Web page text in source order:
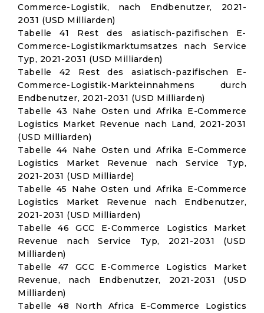
Commerce-Logistik, nach Endbenutzer, 2021-
2031 (USD Milliarden)
Tabelle 41 Rest des asiatisch-pazifischen E-
Commerce-Logistikmarktumsatzes nach Service
Typ, 2021-2031 (USD Milliarden)
Tabelle 42 Rest des asiatisch-pazifischen E-
Commerce-Logistik-Markteinnahmens durch
Endbenutzer, 2021-2031 (USD Milliarden)
Tabelle 43 Nahe Osten und Afrika E-Commerce
Logistics Market Revenue nach Land, 2021-2031
(USD Milliarden)
Tabelle 44 Nahe Osten und Afrika E-Commerce
Logistics Market Revenue nach Service Typ,
2021-2031 (USD Milliarde)
Tabelle 45 Nahe Osten und Afrika E-Commerce
Logistics Market Revenue nach Endbenutzer,
2021-2031 (USD Milliarden)
Tabelle 46 GCC E-Commerce Logistics Market
Revenue nach Service Typ, 2021-2031 (USD
Milliarden)
Tabelle 47 GCC E-Commerce Logistics Market
Revenue, nach Endbenutzer, 2021-2031 (USD
Milliarden)
Tabelle 48 North Africa E-Commerce Logistics